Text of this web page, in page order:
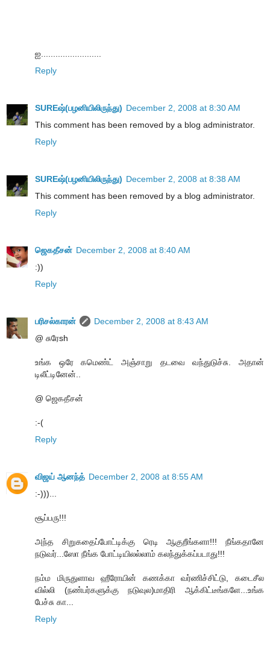
ஐ.........................
Reply
SUREஷ்(பழனியிலிருந்து) December 2, 2008 at 8:30 AM
This comment has been removed by a blog administrator.
Reply
SUREஷ்(பழனியிலிருந்து) December 2, 2008 at 8:38 AM
This comment has been removed by a blog administrator.
Reply
ஜெகதீசன் December 2, 2008 at 8:40 AM
:))
Reply
பரிசல்காரன்
December 2, 2008 at 8:43 AM
@ சுரேsh
உங்க ஒரே கமெண்ட் அஞ்சாறு தடவை வந்துடுச்சு. அதான்
டிலீட்டினேன்..
@ ஜெகதீசன்
:-(
Reply
விஜய் ஆனந்த் December 2, 2008 at 8:55 AM
:-)))...
சூப்பரு!!!
அந்த சிறுகதைப்போட்டிக்கு ரெடி ஆகுறீங்களா!!! நீங்கதானே
நடுவர்...ஸோ நீங்க போட்டியிலல்லாம் கலந்துக்கப்படாது!!!
நம்ம மிருதுளாவ ஹீரோயின் கணக்கா வர்ணிச்சிட்டு, கடைசீல
வில்லி (நண்பர்களுக்கு நடுவுல)மாதிரி ஆக்கிட்டீங்களே...உங்க
பேச்சு கா...
Reply